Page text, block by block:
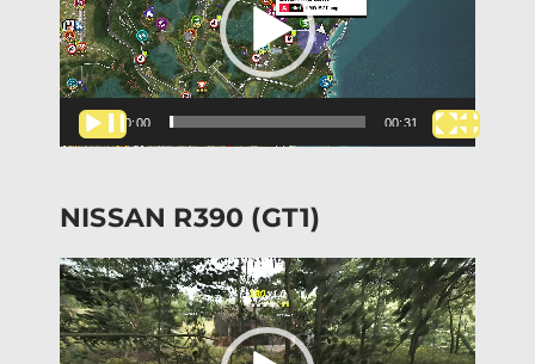
00:00 00:31
NISSAN R390 (GT1)
Lecteur
vidéo